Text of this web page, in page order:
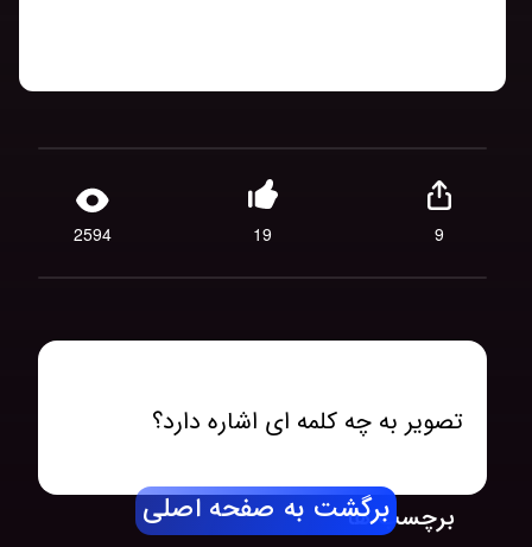
2594 19 9
تصویر به چه کلمه ای اشاره دارد؟
برچسب هابرگشت به صفحه اصلی